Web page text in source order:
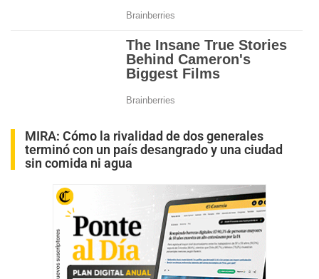
MIRA: Cómo la rivalidad de dos generales
terminó con un país desangrado y una ciudad
sin comida ni agua